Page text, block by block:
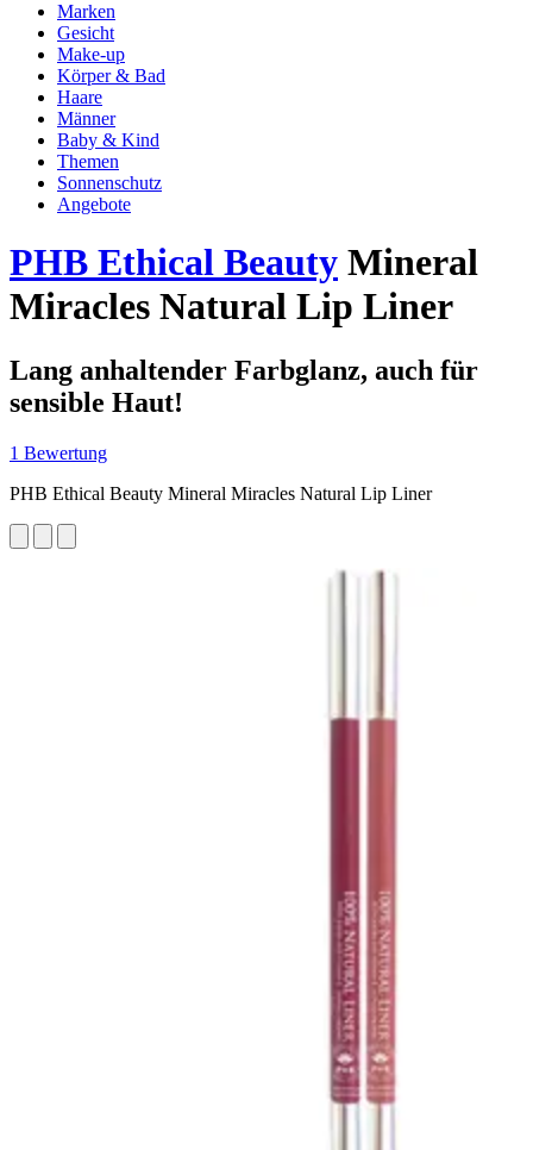
Marken
Gesicht
Make-up
Körper & Bad
Haare
Männer
Baby & Kind
Themen
Sonnenschutz
Angebote
PHB Ethical Beauty Mineral
Miracles Natural Lip Liner
Lang anhaltender Farbglanz, auch für
sensible Haut!
1 Bewertung
PHB Ethical Beauty Mineral Miracles Natural Lip Liner